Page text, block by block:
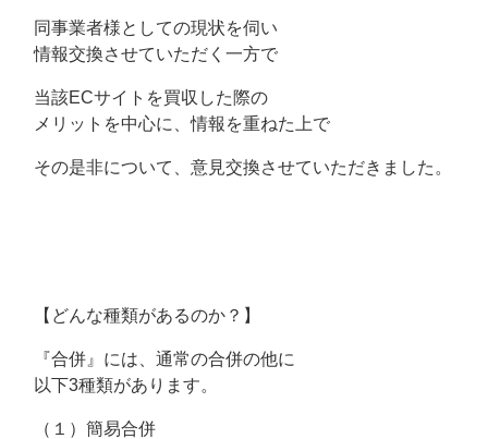
同事業者様としての現状を伺い
情報交換させていただく一方で
当該ECサイトを買収した際の
メリットを中心に、情報を重ねた上で
その是非について、意見交換させていただきました。
【どんな種類があるのか？】
『合併』には、通常の合併の他に
以下3種類があります。
（１）簡易合併